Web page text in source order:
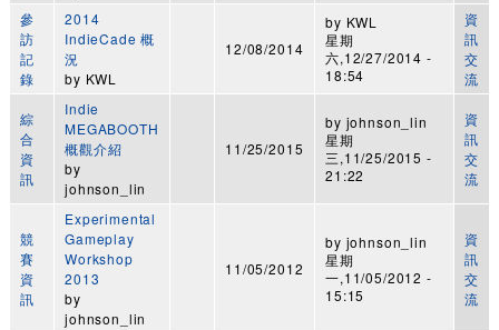
參
訪
記
錄
2014
IndieCade 概
況
by KWL
12/08/2014
by KWL
星期
六,12/27/2014 -
18:54
資
訊
交
流
綜
合
資
訊
Indie
MEGABOOTH
概觀介紹
by
johnson_lin
11/25/2015
by johnson_lin
星期
三,11/25/2015 -
21:22
資
訊
交
流
競
賽
資
訊
Experimental
Gameplay
Workshop
2013
by
johnson_lin
11/05/2012
by johnson_lin
星期
一,11/05/2012 -
15:15
資
訊
交
流